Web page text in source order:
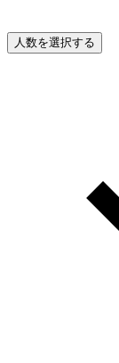
人数を選択する